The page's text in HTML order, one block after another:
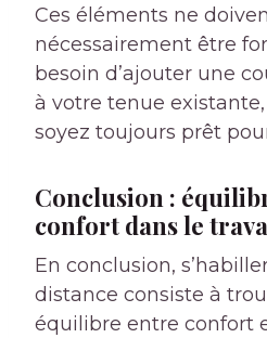
Ces éléments ne
nécessairement être
besoin d’ajouter une
à votre tenue
soyez toujours prêt
Conclusion :
confort dans le
En conclusion,
distance consiste à
équilibre entre confort